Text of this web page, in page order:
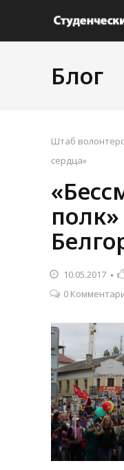
Блог
Штаб
сердца»
10.05.2017
0